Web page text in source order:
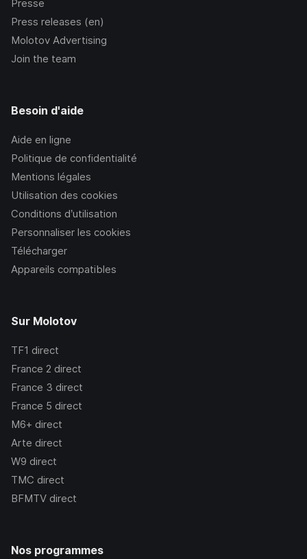
Presse
Press releases (en)
Molotov Advertising
Join the team
Besoin d'aide
Aide en ligne
Politique de confidentialité
Mentions légales
Utilisation des cookies
Conditions d’utilisation
Personnaliser les cookies
Télécharger
Appareils compatibles
Sur Molotov
TF1 direct
France 2 direct
France 3 direct
France 5 direct
M6+ direct
Arte direct
W9 direct
TMC direct
BFMTV direct
Nos programmes